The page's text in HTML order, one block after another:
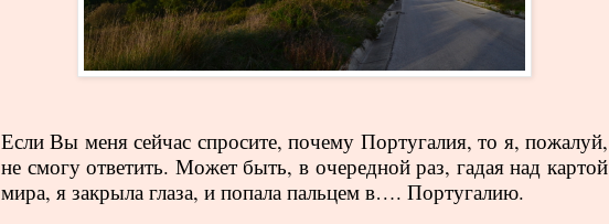
Если Вы меня сейчас спросите, почему Португалия, то я, пожалуй,
не смогу ответить. Может быть, в очередной раз, гадая над картой
мира, я закрыла глаза, и попала пальцем в…. Португалию.